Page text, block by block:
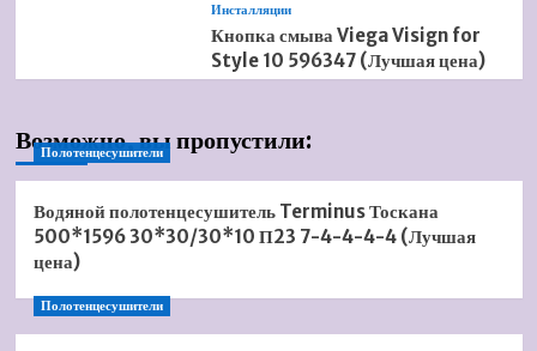
Инсталляции
Кнопка смыва Viega Visign for
Style 10 596347 (Лучшая цена)
Возможно, вы пропустили:
Полотенцесушители
Водяной полотенцесушитель Terminus Тоскана
500*1596 30*30/30*10 П23 7-4-4-4-4 (Лучшая
цена)
Полотенцесушители